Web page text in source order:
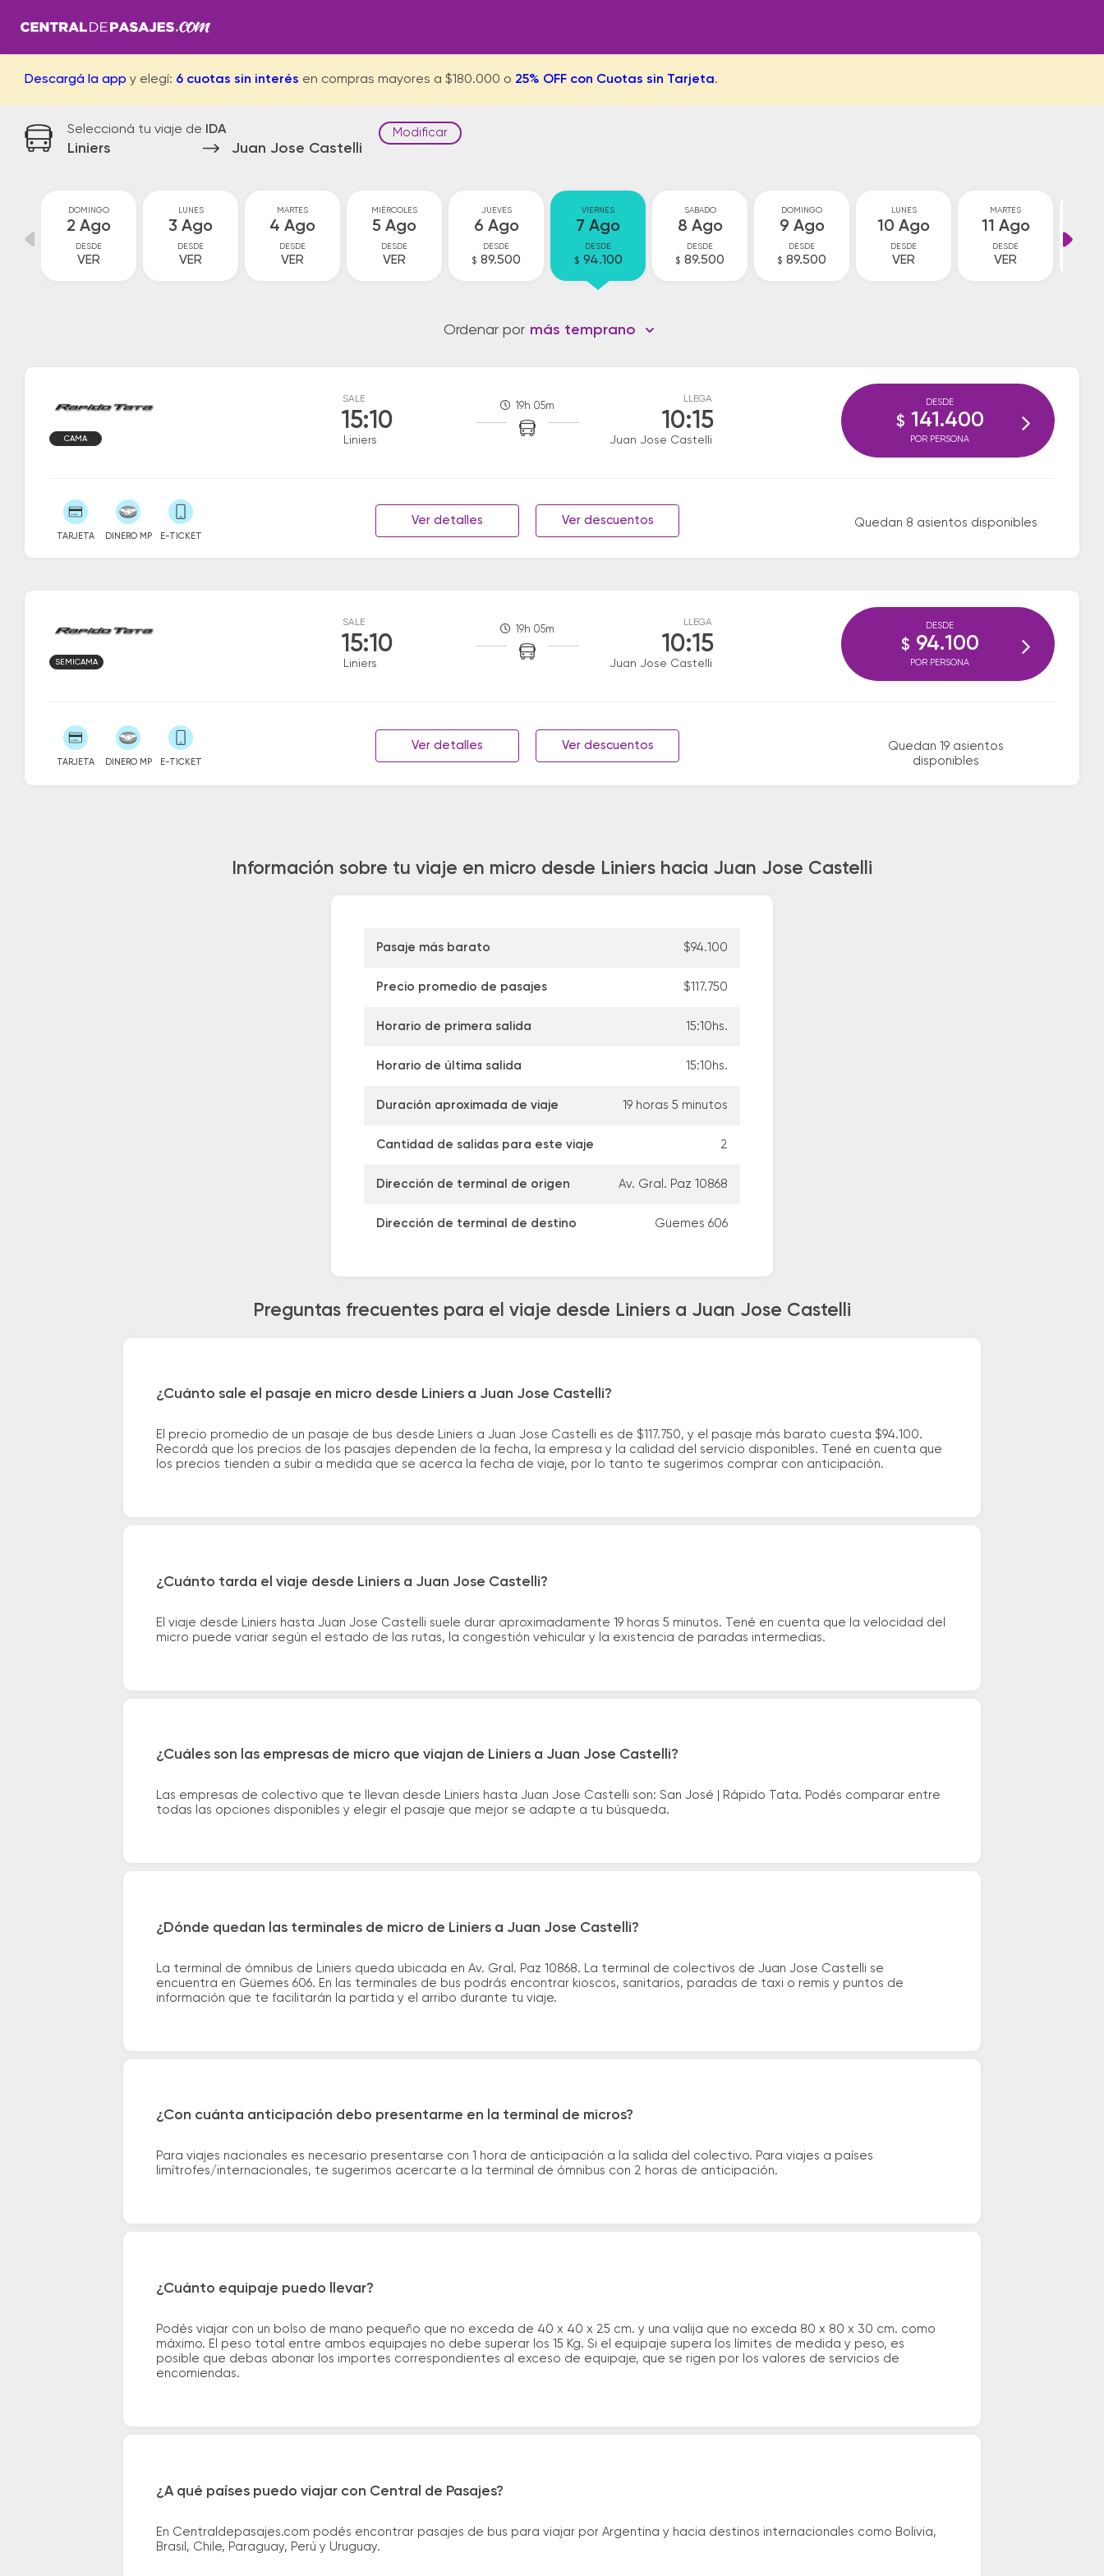
Descargá la app y elegí: 6 cuotas sin interés en compras mayores a $180.000 o 25% OFF con Cuotas sin Tarjeta.
Seleccioná tu viaje de IDA
Liniers Juan Jose Castelli
Modificar
DOMINGO
2 Ago
DESDE
VER
LUNES
3 Ago
DESDE
VER
MARTES
4 Ago
DESDE
VER
MIÉRCOLES
5 Ago
DESDE
VER
JUEVES
6 Ago
DESDE
$ 89.500
VIERNES
7 Ago
DESDE
$ 94.100
SABADO
8 Ago
DESDE
$ 89.500
DOMINGO
9 Ago
DESDE
$ 89.500
LUNES
10 Ago
DESDE
VER
MARTES
11 Ago
DESDE
VER
Ordenar por más temprano
SALE
15:10
Liniers
19h 05m
LLEGA
10:15
Juan Jose Castelli
CAMA
TARJETA DINERO MP E-TICKET
Ver detalles Ver descuentos Quedan 8 asientos disponibles
DESDE
$ 141.400
POR PERSONA
SALE
15:10
Liniers
19h 05m
LLEGA
10:15
Juan Jose Castelli
SEMICAMA
TARJETA DINERO MP E-TICKET
Ver detalles Ver descuentos
Quedan 19 asientos
disponibles
DESDE
$ 94.100
POR PERSONA
Información sobre tu viaje en micro desde Liniers hacia Juan Jose Castelli
Pasaje más barato $94.100
Precio promedio de pasajes $117.750
Horario de primera salida 15:10hs.
Horario de última salida 15:10hs.
Duración aproximada de viaje 19 horas 5 minutos
Cantidad de salidas para este viaje 2
Dirección de terminal de origen Av. Gral. Paz 10868
Dirección de terminal de destino Güemes 606
Preguntas frecuentes para el viaje desde Liniers a Juan Jose Castelli
¿Cuánto sale el pasaje en micro desde Liniers a Juan Jose Castelli?
El precio promedio de un pasaje de bus desde Liniers a Juan Jose Castelli es de $117.750, y el pasaje más barato cuesta $94.100.
Recordá que los precios de los pasajes dependen de la fecha, la empresa y la calidad del servicio disponibles. Tené en cuenta que
los precios tienden a subir a medida que se acerca la fecha de viaje, por lo tanto te sugerimos comprar con anticipación.
¿Cuánto tarda el viaje desde Liniers a Juan Jose Castelli?
El viaje desde Liniers hasta Juan Jose Castelli suele durar aproximadamente 19 horas 5 minutos. Tené en cuenta que la velocidad del
micro puede variar según el estado de las rutas, la congestión vehicular y la existencia de paradas intermedias.
¿Cuáles son las empresas de micro que viajan de Liniers a Juan Jose Castelli?
Las empresas de colectivo que te llevan desde Liniers hasta Juan Jose Castelli son: San José | Rápido Tata. Podés comparar entre
todas las opciones disponibles y elegir el pasaje que mejor se adapte a tu búsqueda.
¿Dónde quedan las terminales de micro de Liniers a Juan Jose Castelli?
La terminal de ómnibus de Liniers queda ubicada en Av. Gral. Paz 10868. La terminal de colectivos de Juan Jose Castelli se
encuentra en Güemes 606. En las terminales de bus podrás encontrar kioscos, sanitarios, paradas de taxi o remis y puntos de
información que te facilitarán la partida y el arribo durante tu viaje.
¿Con cuánta anticipación debo presentarme en la terminal de micros?
Para viajes nacionales es necesario presentarse con 1 hora de anticipación a la salida del colectivo. Para viajes a países
limítrofes/internacionales, te sugerimos acercarte a la terminal de ómnibus con 2 horas de anticipación.
¿Cuánto equipaje puedo llevar?
Podés viajar con un bolso de mano pequeño que no exceda de 40 x 40 x 25 cm. y una valija que no exceda 80 x 80 x 30 cm. como
máximo. El peso total entre ambos equipajes no debe superar los 15 Kg. Si el equipaje supera los límites de medida y peso, es
posible que debas abonar los importes correspondientes al exceso de equipaje, que se rigen por los valores de servicios de
encomiendas.
¿A qué países puedo viajar con Central de Pasajes?
En Centraldepasajes.com podés encontrar pasajes de bus para viajar por Argentina y hacia destinos internacionales como Bolivia,
Brasil, Chile, Paraguay, Perú y Uruguay.